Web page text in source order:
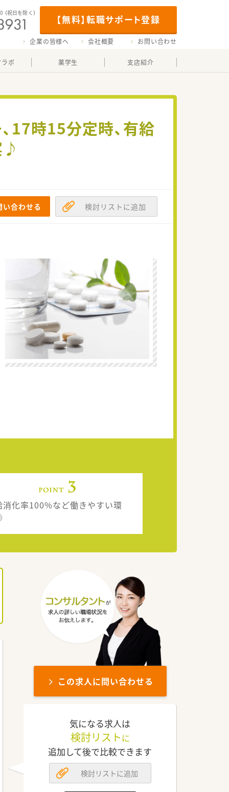
【無料】転職サポート登録
（祝日を除く）
企業の皆様へ 会社概要 お問い合わせ
ボ 薬学生 支店紹介
17時15分定時、有給
♪
い合わせる 検討リストに追加
消化率100%など働きやすい環
この求人に問い合わせる
気になる求人は
検討リスト に
追加して後で比較できます
検討リストに追加